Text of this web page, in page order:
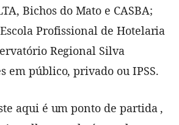
Bichos do Mato e CASBA;
Profissional de Hotelaria
Regional Silva
em público, privado ou IPSS.
aqui é um ponto de partida ,